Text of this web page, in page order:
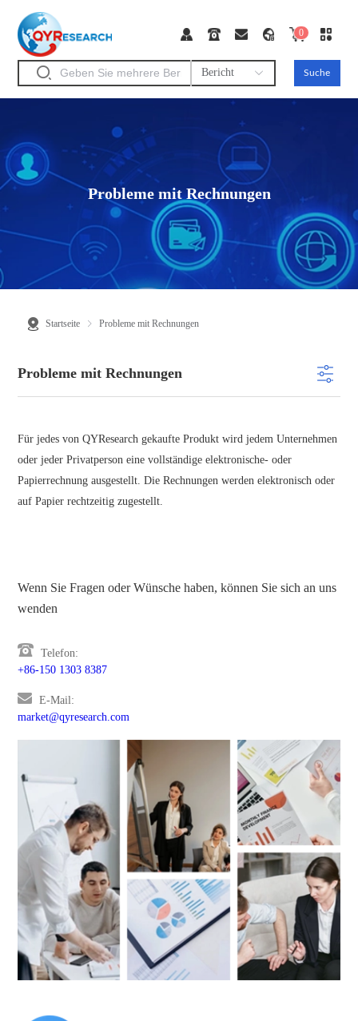
0
Bericht Suche
Probleme mit Rechnungen
Startseite Probleme mit Rechnungen
Probleme mit Rechnungen
Für jedes von QYResearch gekaufte Produkt wird jedem Unternehmen
oder jeder Privatperson eine vollständige elektronische- oder
Papierrechnung ausgestellt. Die Rechnungen werden elektronisch oder
auf Papier rechtzeitig zugestellt.
Wenn Sie Fragen oder Wünsche haben, können Sie sich an uns
wenden
Telefon:
+86-150 1303 8387
E-Mail:
market@qyresearch.com